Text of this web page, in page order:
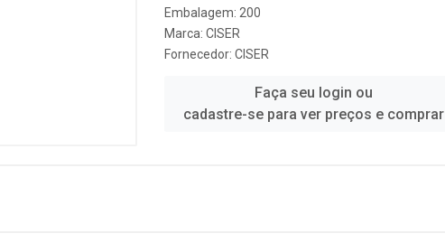
Embalagem: 200
Marca: CISER
Fornecedor: CISER
Faça seu login ou
cadastre-se para ver preços e comprar